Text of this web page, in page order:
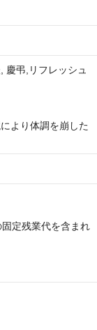
慶弔,リフレッシュ
より体調を崩した
定残業代を含まれ